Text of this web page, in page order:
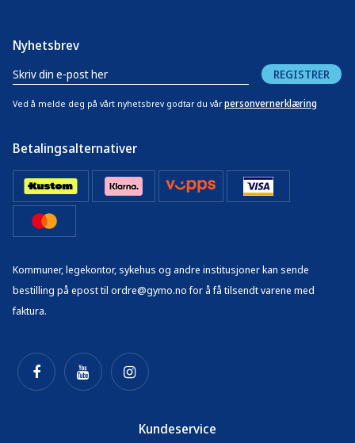
Nyhetsbrev
REGISTRER
Ved å melde deg på vårt nyhetsbrev godtar du vår personvernerklæring
Betalingsalternativer
Kommuner, legekontor, sykehus og andre institusjoner kan sende
bestilling på epost til ordre@gymo.no for å få tilsendt varene med
faktura.
Kundeservice